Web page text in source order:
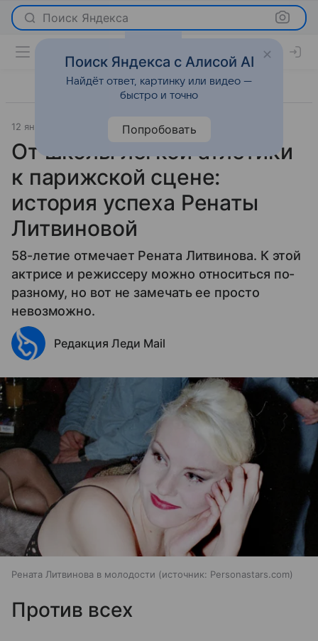
Поиск Яндекса
12 января 2026 Леди Mail История успеха
От школы легкой атлетики
к парижской сцене:
история успеха Ренаты
Литвиновой
58-летие отмечает Рената Литвинова. К этой
актрисе и режиссеру можно относиться по-
разному, но вот не замечать ее просто
невозможно.
Редакция Леди Mail
Рената Литвинова в молодости источник: Personastars.com
Против всех
Поиск Яндекса с Алисой AI
Найдёт ответ, картинку или видео —
быстро и точно
Попробовать